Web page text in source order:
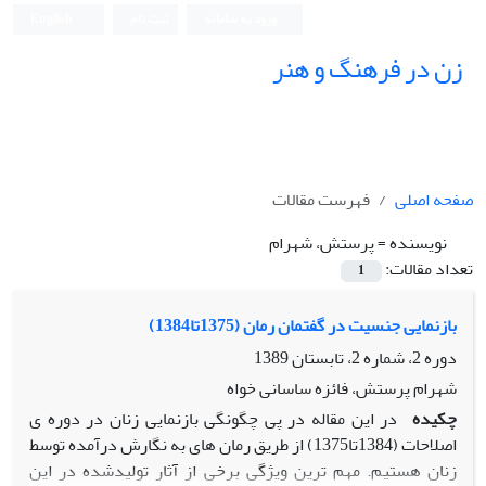
زن در فرهنگ و هنر
صفحه اصلی
فهرست مقالات
نویسنده =پرستش، شهرام
تعداد مقالات:
1
بازنمایی جنسیت در گفتمان رمان (1375تا1384)
دوره 2، شماره 2، تابستان 1389
شهرام پرستش، فائزه ساسانی خواه
چکیده در این مقاله در پی چگونگی بازنمایی زنان در دوره ی
اصلاحات (1384تا1375) از طریق رمان های به نگارش درآمده توسط
زنان هستیم. مهم ترین ویژگی برخی از آثار تولیدشده در این